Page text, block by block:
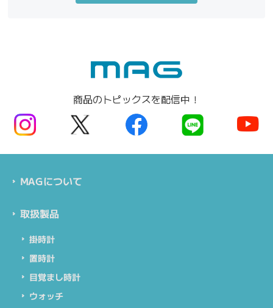
商品のトピックスを配信中！
MAGについて
取扱製品
掛時計
置時計
目覚まし時計
ウォッチ